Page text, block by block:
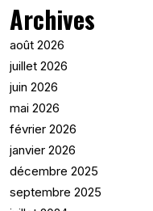
Archives
août 2026
juillet 2026
juin 2026
mai 2026
février 2026
janvier 2026
décembre 2025
septembre 2025